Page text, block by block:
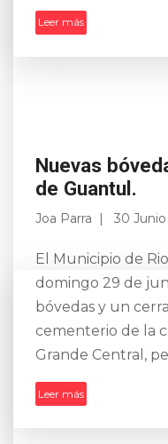
Leer más
Nuevas
de Guantul.
Joa Parra 30
El Municipio de
domingo 29 de
bóvedas y un
cementerio de la
Grande Central,
Leer más